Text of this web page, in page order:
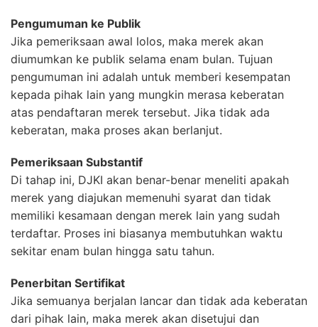
Pengumuman ke Publik
Jika pemeriksaan awal lolos, maka merek akan
diumumkan ke publik selama enam bulan. Tujuan
pengumuman ini adalah untuk memberi kesempatan
kepada pihak lain yang mungkin merasa keberatan
atas pendaftaran merek tersebut. Jika tidak ada
keberatan, maka proses akan berlanjut.
Pemeriksaan Substantif
Di tahap ini, DJKI akan benar-benar meneliti apakah
merek yang diajukan memenuhi syarat dan tidak
memiliki kesamaan dengan merek lain yang sudah
terdaftar. Proses ini biasanya membutuhkan waktu
sekitar enam bulan hingga satu tahun.
Penerbitan Sertifikat
Jika semuanya berjalan lancar dan tidak ada keberatan
dari pihak lain, maka merek akan disetujui dan